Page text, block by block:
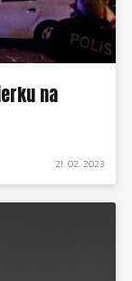
na
21. 02. 2023